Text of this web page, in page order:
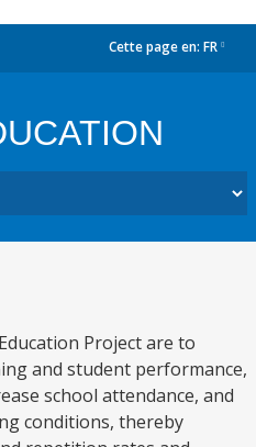
Cette page en: FR
Project are to
and student performance,
school attendance, and
conditions, thereby